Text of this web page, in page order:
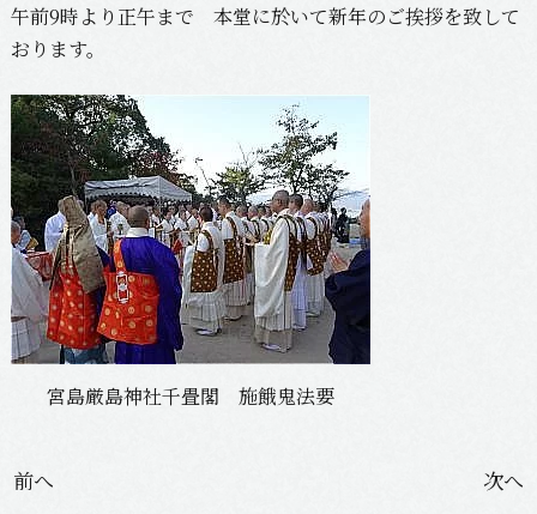
午前9時より正午まで 本堂に於いて新年のご挨拶を致して
おります。
宮島厳島神社千畳閣 施餓鬼法要
投
前へ 次へ